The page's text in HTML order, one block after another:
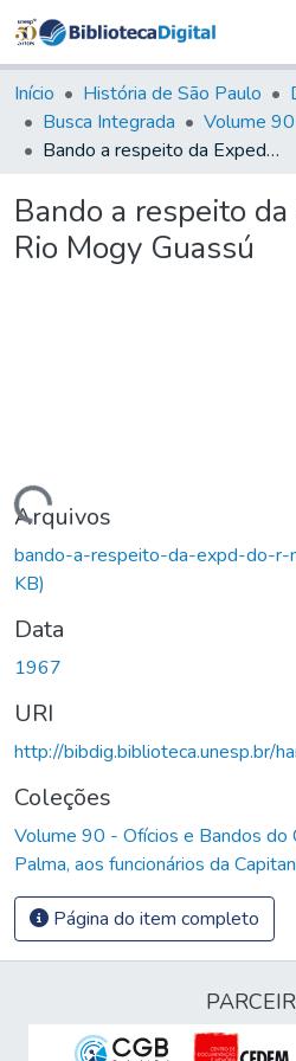
&
Tudo na
Início História de São Paulo
Busca Integrada
Bando a respeito da Expediçam do Rio Mogy Guassú
Bando a respeito
Rio Mogy Guassú
Carregando...
Arquivos
bando-a-respeito-da-expd-do-r-
KB)
Data
1967
URI
http://bibdig.biblioteca.unesp.br/
Coleções
Volume 90 - Ofícios e Bandos do
Palma, aos funcionários da
Página do item completo